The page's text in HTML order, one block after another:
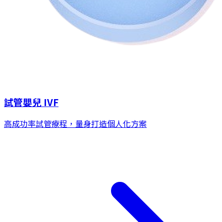
試管嬰兒 IVF
高成功率試管療程，量身打造個人化方案